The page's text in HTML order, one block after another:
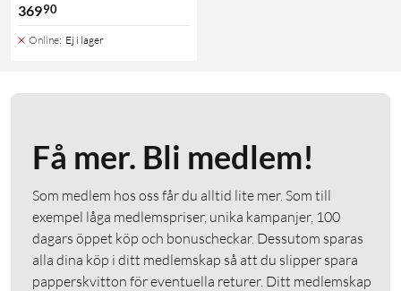
36990
Online: Ej i lager
Få mer. Bli medlem!
Som medlem hos oss får du alltid lite mer. Som till
exempel låga medlemspriser, unika kampanjer, 100
dagars öppet köp och bonuscheckar. Dessutom sparas
alla dina köp i ditt medlemskap så att du slipper spara
papperskvitton för eventuella returer. Ditt medlemskap